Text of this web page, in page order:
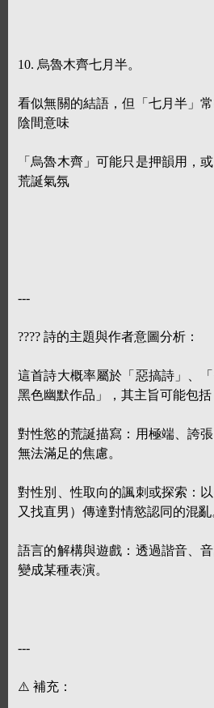
10. 烏魯木齊七月半。
看似無關的結語，但「七月半」
陰間意味
「烏魯木齊」可能只是押韻用，
荒誕氣氛
---
???? 詩的主題與作者意圖分析：
這首詩大概率屬於「惡搞詩」、
黑色幽默作品」，其主旨可能包括
對性慾的荒誕描寫：用極端、誇
無法滿足的焦慮。
對性別、性取向的諷刺或探索：
又找直男）傳達對情慾認同的混亂
語言的解構與遊戲：透過諧音、
變成某種表演。
---
⚠️ 補充：